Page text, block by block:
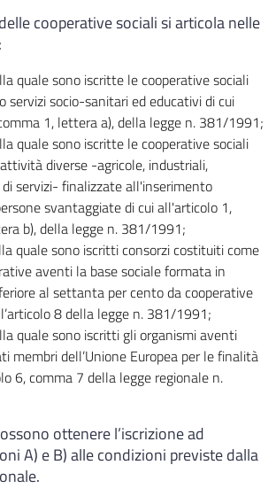
cooperative sociali si articola nelle
quale sono iscritte le cooperative sociali
servizi socio-sanitari ed educativi di cui
1, lettera a), della legge n. 381/1991;
quale sono iscritte le cooperative sociali
diverse -agricole, industriali,
servizi- finalizzate all'inserimento
svantaggiate di cui all'articolo 1,
b), della legge n. 381/1991;
quale sono iscritti consorzi costituiti come
aventi la base sociale formata in
al settanta per cento da cooperative
8 della legge n. 381/1991;
quale sono iscritti gli organismi aventi
membri dell’Unione Europea per le finalità
6, comma 7 della legge regionale n.
ottenere l’iscrizione ad
A) e B) alle condizioni previste dalla